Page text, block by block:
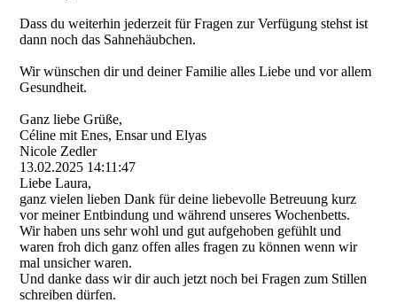
Dass du weiterhin jederzeit für Fragen zur Verfügung stehst ist
dann noch das Sahnehäubchen.
Wir wünschen dir und deiner Familie alles Liebe und vor allem
Gesundheit.
Ganz liebe Grüße,
Céline mit Enes, Ensar und Elyas
Nicole Zedler
13.02.2025 14:11:47
Liebe Laura,
ganz vielen lieben Dank für deine liebevolle Betreuung kurz
vor meiner Entbindung und während unseres Wochenbetts.
Wir haben uns sehr wohl und gut aufgehoben gefühlt und
waren froh dich ganz offen alles fragen zu können wenn wir
mal unsicher waren.
Und danke dass wir dir auch jetzt noch bei Fragen zum Stillen
schreiben dürfen.